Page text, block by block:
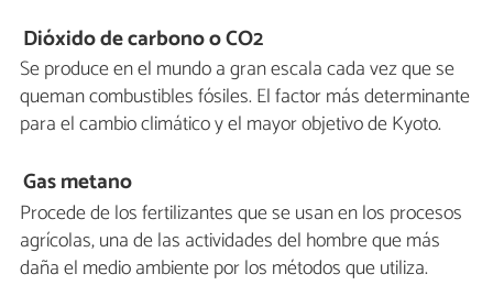
Dióxido de carbono o CO2
Se produce en el mundo a gran escala cada vez que se
queman combustibles fósiles. El factor más determinante
para el cambio climático y el mayor objetivo de Kyoto.
Gas metano
Procede de los fertilizantes que se usan en los procesos
agrícolas, una de las actividades del hombre que más
daña el medio ambiente por los métodos que utiliza.